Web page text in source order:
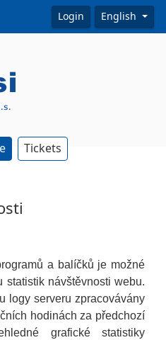
Login English
Tickets
a balíčků je možné
statistik návštěvnosti webu.
logy serveru zpracovávány
hodinách za předchozí
grafické statistiky